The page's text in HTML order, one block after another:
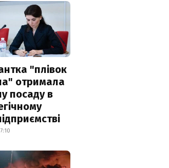
"плівок
отримала
посаду в